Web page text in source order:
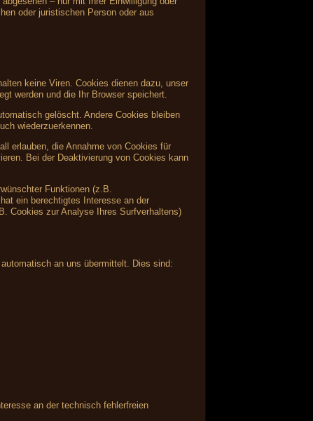
oder juristischen Person oder aus
keine Viren. Cookies dienen dazu, unser
werden und die Ihr Browser speichert.
gelöscht. Andere Cookies bleiben
wiederzuerkennen.
erlauben, die Annahme von Cookies für
Bei der Deaktivierung von Cookies kann
Funktionen (z.B.
ein berechtigtes Interesse an der
Cookies zur Analyse Ihres Surfverhaltens)
an uns übermittelt. Dies sind:
an der technisch fehlerfreien